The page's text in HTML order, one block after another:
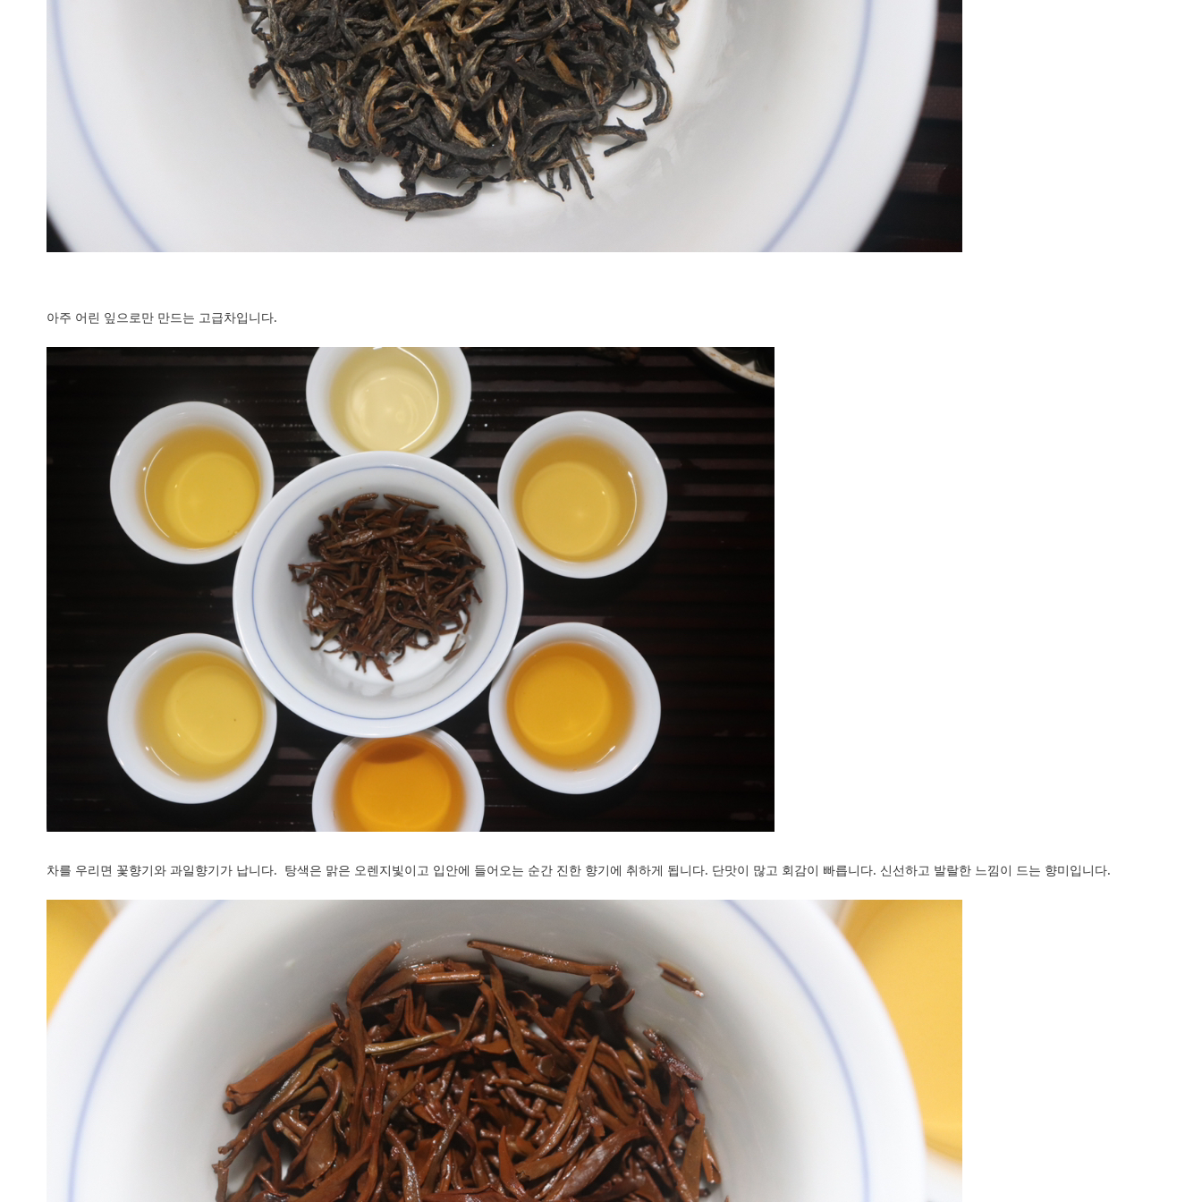
아주 어린 잎으로만 만드는 고급차입니다.
차를 우리면 꽃향기와 과일향기가 납니다. 탕색은 맑은 오렌지빛이고 입안에 들어오는 순간 진한 향기에 취하게 됩니다. 단맛이 많고 회감이 빠릅니다. 신선하고 발랄한 느낌이 드는 향미입니다.